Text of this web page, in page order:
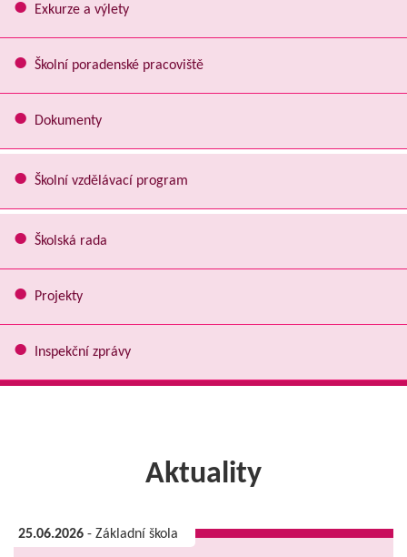
Exkurze a výlety
Školní poradenské pracoviště
Dokumenty
Školní vzdělávací program
Školská rada
Projekty
Inspekční zprávy
Aktuality
25.06.2026 - Základní škola